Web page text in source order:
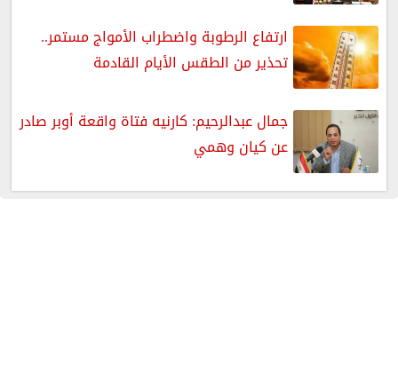
ارتفاع الرطوبة واضطراب الأمواج مستمر..
تحذير من الطقس الأيام القادمة
جمال عبدالرحيم: كارنيه فتاة واقعة أوبر صادر
عن كيان وهمي